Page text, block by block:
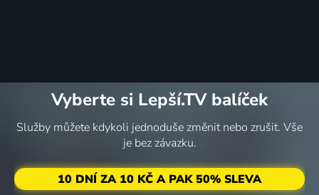
Vyberte si Lepší.TV balíček
Služby můžete kdykoli jednoduše změnit nebo zrušit. Vše
je bez závazku.
10 DNÍ ZA 10 KČ A PAK 50% SLEVA